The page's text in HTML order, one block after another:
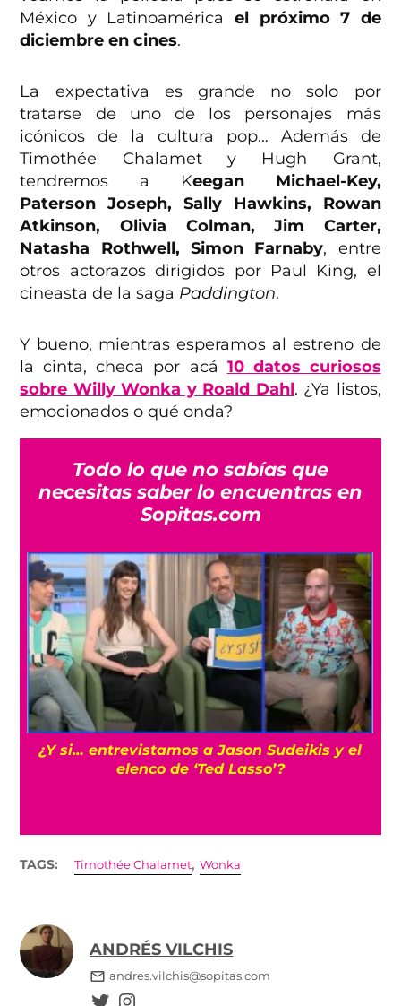
México y Latinoamérica el próximo 7 de
diciembre en cines.
La expectativa es grande no solo por
tratarse de uno de los personajes más
icónicos de la cultura pop… Además de
Timothée Chalamet y Hugh Grant,
tendremos a Keegan Michael-Key,
Paterson Joseph, Sally Hawkins, Rowan
Atkinson, Olivia Colman, Jim Carter,
Natasha Rothwell, Simon Farnaby, entre
otros actorazos dirigidos por Paul King, el
cineasta de la saga Paddington.
Y bueno, mientras esperamos al estreno de
la cinta, checa por acá 10 datos curiosos
sobre Willy Wonka y Roald Dahl. ¿Ya listos,
emocionados o qué onda?
Todo lo que no sabías que
necesitas saber lo encuentras en
Sopitas.com
¿Y si… entrevistamos a Jason Sudeikis y el
elenco de ‘Ted Lasso’?
TAGS: Timothée Chalamet,Wonka
ANDRÉS VILCHIS
andres.vilchis@sopitas.com